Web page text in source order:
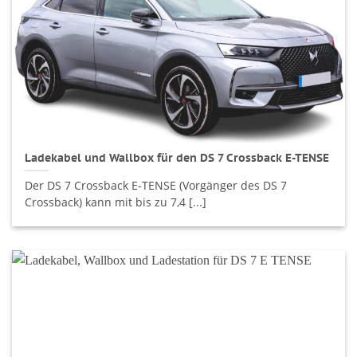
Ladekabel und Wallbox für den DS 7 Crossback E-TENSE
Der DS 7 Crossback E-TENSE (Vorgänger des DS 7
Crossback) kann mit bis zu 7,4 [...]